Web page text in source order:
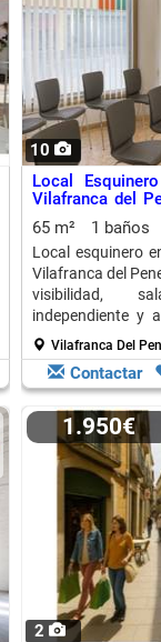
10
Local
Vilafranca del
Tu Negocio
65 m² 1 baños
Local esquinero
Vilafranca del
visibilidad,
independiente y
comerciales.
Vilafranca Del
Contactar
2
1.950€